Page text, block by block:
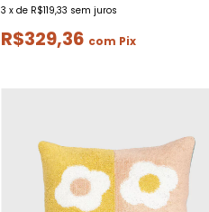
3 x de R$119,33 sem juros
R$329,36 com Pix